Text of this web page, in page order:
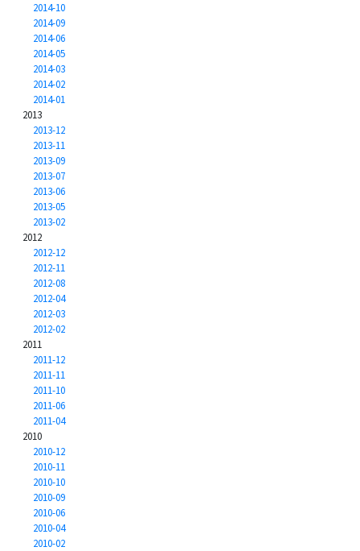
2014-10
2014-09
2014-06
2014-05
2014-03
2014-02
2014-01
2013
2013-12
2013-11
2013-09
2013-07
2013-06
2013-05
2013-02
2012
2012-12
2012-11
2012-08
2012-04
2012-03
2012-02
2011
2011-12
2011-11
2011-10
2011-06
2011-04
2010
2010-12
2010-11
2010-10
2010-09
2010-06
2010-04
2010-02